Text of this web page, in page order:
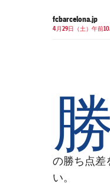
fcbarcelona.jp
4月29日（土）午前
の勝ち点差
い。